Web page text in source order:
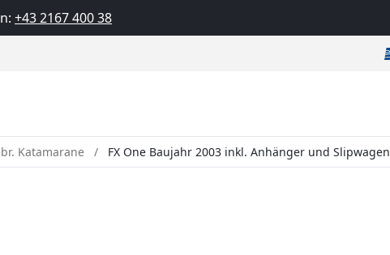
+43 2167 400 38
Katamarane FX One Baujahr 2003 inkl. Anhänger und Slipwagen